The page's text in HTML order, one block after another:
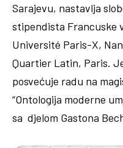
Sarajevu, nastavlja
stipendista Francuske
Université Paris-X,
Quartier Latin, Paris.
posvećuje radu na
“Ontologija moderne
sa djelom Gastona